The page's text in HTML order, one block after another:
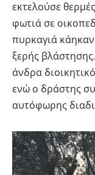
εκτελούσε
φωτιά σε
πυρκαγιά
ξερής
άνδρα
ενώ ο δράστης
αυτόφωρης